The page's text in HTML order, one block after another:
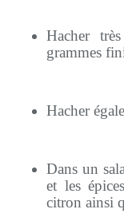
Hacher
grammes
Hacher
Dans un
et les
citron ainsi